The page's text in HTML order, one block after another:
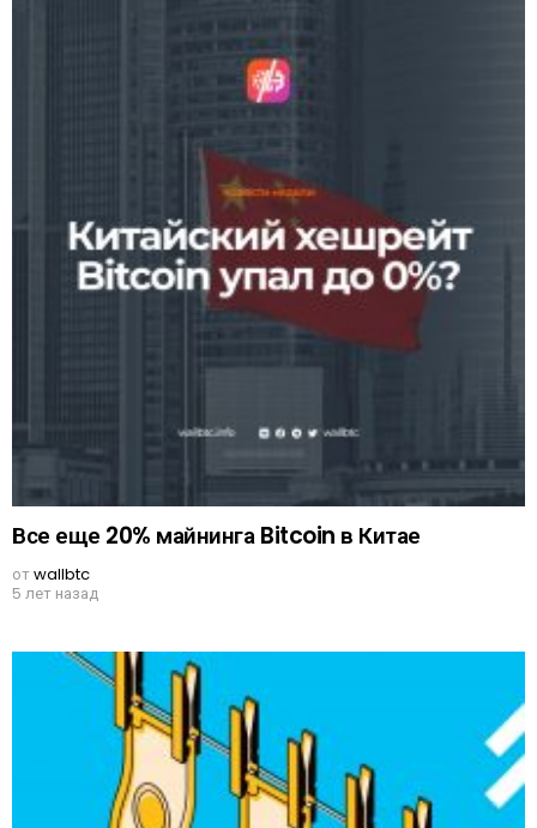
Все еще 20% майнинга Bitcoin в Китае
отwallbtc
5 лет назад